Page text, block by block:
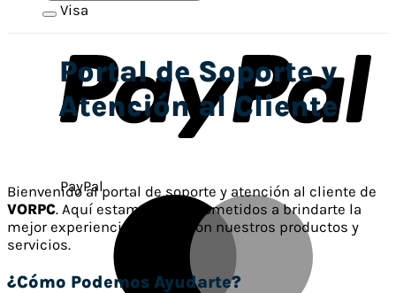
Visa
PayPal
Portal de Soporte y
Atención al Cliente
Bienvenido al portal de soporte y atención al cliente de
VORPC. Aquí estamos comprometidos a brindarte la
mejor experiencia posible con nuestros productos y
servicios.
¿Cómo Podemos Ayudarte?